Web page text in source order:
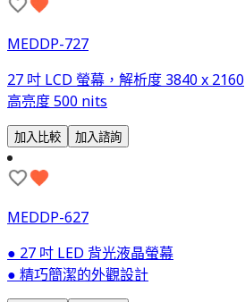
MEDDP-727
27 吋 LCD 螢幕，解析度 3840 x 2160
高亮度 500 nits
加入比較 加入諮詢
MEDDP-627
● 27 吋 LED 背光液晶螢幕
● 精巧簡潔的外觀設計